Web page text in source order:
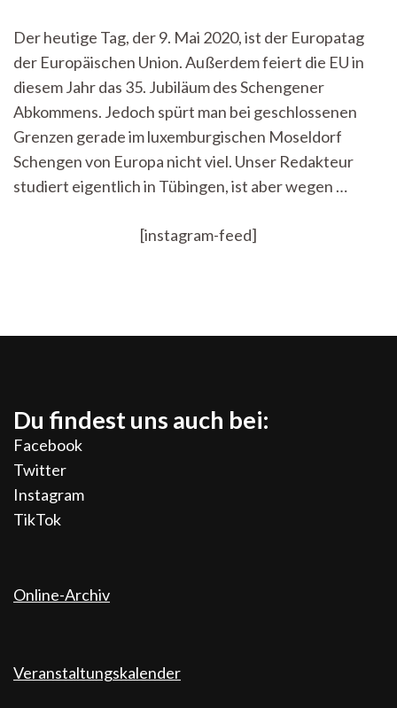
der
Intensivstation
Der heutige Tag, der 9. Mai 2020, ist der Europatag
der Europäischen Union. Außerdem feiert die EU in
diesem Jahr das 35. Jubiläum des Schengener
Abkommens. Jedoch spürt man bei geschlossenen
Grenzen gerade im luxemburgischen Moseldorf
Schengen von Europa nicht viel. Unser Redakteur
studiert eigentlich in Tübingen, ist aber wegen …
[instagram-feed]
Du findest uns auch bei:
Facebook
Twitter
Instagram
TikTok
Online-Archiv
Veranstaltungskalender